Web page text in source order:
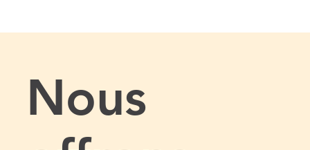
Nous